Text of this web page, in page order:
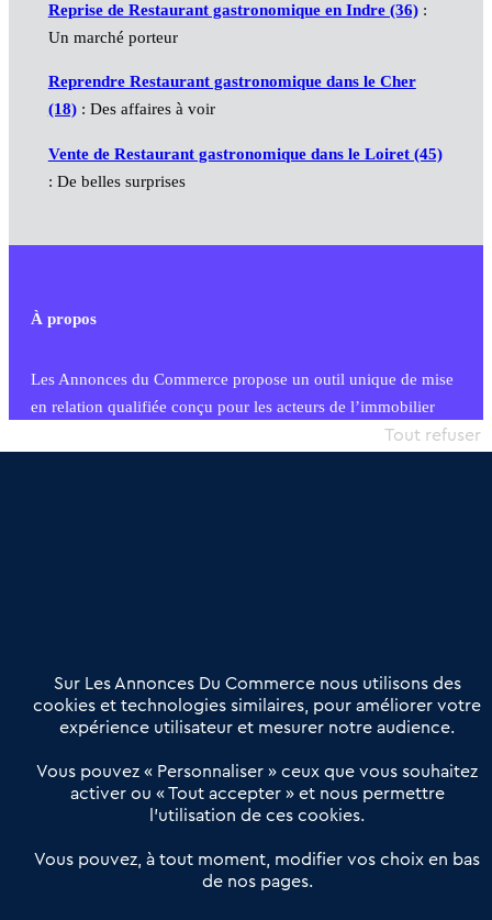
Reprise de Restaurant gastronomique en Indre (36):
Un marché porteur
Reprendre Restaurant gastronomique dans le Cher
(18): Des affaires à voir
Vente de Restaurant gastronomique dans le Loiret (45)
: De belles surprises
À propos
Les Annonces du Commerce propose un outil unique de mise
en relation qualifiée conçu pour les acteurs de l’immobilier
commercial et les collectivités territoriales, simple et intégrant
Offres Pro
Actualités
Qui sommes nous ?
Derniers articles
Réseau 3C : un partenaire national dédié aux transactions
Petitscommerces : Un partenariat au service du commerce de
proximité et des territoires
Sur Les Annonces Du Commerce nous utilisons des
cookies et technologies similaires, pour améliorer votre
expérience utilisateur et mesurer notre audience.
Vous pouvez « Personnaliser » ceux que vous souhaitez
activer ou « Tout accepter » et nous permettre
l’utilisation de ces cookies.
Vous pouvez, à tout moment, modifier vos choix en bas
de nos pages.
Tout refuser